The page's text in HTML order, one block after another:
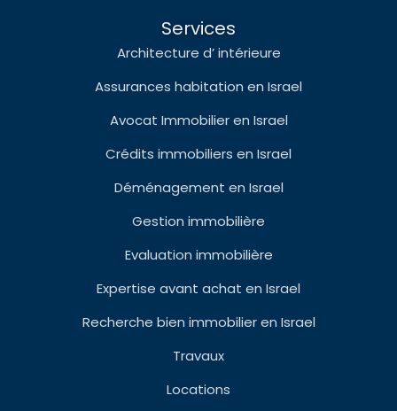
Services
Architecture d’ intérieure
Assurances habitation en Israel
Avocat Immobilier en Israel
Crédits immobiliers en Israel
Déménagement en Israel
Gestion immobilière
Evaluation immobilière
Expertise avant achat en Israel
Recherche bien immobilier en Israel
Travaux
Locations